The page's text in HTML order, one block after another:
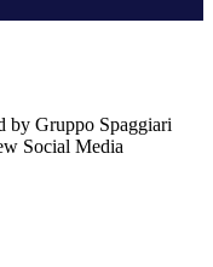
by Gruppo Spaggiari
Social Media